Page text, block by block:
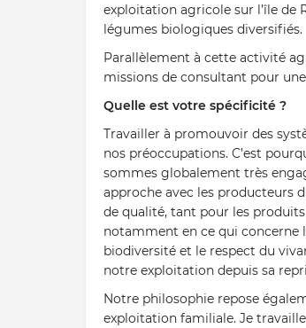
exploitation agricole sur l’île de
légumes biologiques diversifiés.
Parallèlement à cette activité
missions de consultant pour une
Quelle est votre spécificité ?
Travailler à promouvoir des
nos préoccupations. C’est
sommes globalement très
approche avec les producteurs
de qualité, tant pour les
notamment en ce qui concerne
biodiversité et le respect du
notre exploitation depuis sa
Notre philosophie repose
exploitation familiale. Je